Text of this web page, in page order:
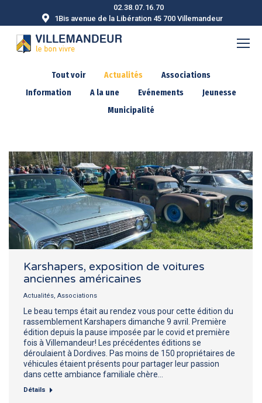
02.38.07.16.70
1Bis avenue de la Libération 45 700 Villemandeur
Tout voir Actualités
Associations
Information
A la une Evénements
Jeunesse
Municipalité
Karshapers, exposition de voitures
anciennes américaines
Actualités, Associations
Le beau temps était au rendez vous pour cette édition du
rassemblement Karshapers dimanche 9 avril. Première
édition depuis la pause imposée par le covid et première
fois à Villemandeur! Les précédentes éditions se
déroulaient à Dordives. Pas moins de 150 propriétaires de
véhicules étaient présents pour partager leur passion
dans cette ambiance familiale chère…
Détails